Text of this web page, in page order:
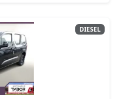
DIESEL